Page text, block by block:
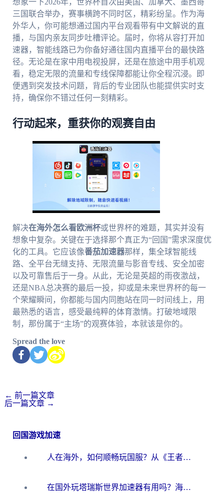
三国联合举办，赛事横跨不同时区，精彩纷呈。作为海
外华人，你可能想通过国内平台观看带有中文解说的直
播，与国内亲友同步吐槽评论。届时，你将从容打开加
速器，智能线路已为你备好通往国内直播平台的最快路
径。无论是在家中用电视投屏，还是在旅途中用手机观
看，稳定无限的流量和专线保障都能让你全程沉浸。即
便遇到突发技术问题，背后的专业团队也能提供实时支
持，确保你不错过任何一刻精彩。
行动起来，重获你的观赛自由
解决在海外怎么看欧洲杯或世界杯的难题，其实并没有
想象中复杂。关键在于选择那个真正为“回国”需求深度优
化的工具。它应该像番茄加速器那样，集全球智能线
路、全平台无缝支持、无限流量与影音专线、安全加密
以及可靠售后于一身。从此，无论是英超的雨夜激战，
还是NBA总决赛的最后一投，抑或是未来世界杯的每一
个荣耀瞬间，你都能与国内同胞站在同一时间线上，用
最熟悉的语言，感受最纯粹的体育激情。打破地域限
制，那份属于“主场”的观赛体验，本就该是你的。
Spread the love
← 前一篇文章
后一篇文章 →
回国游戏加速
人在海外，如何顺畅玩国服？从《王者荣耀》到《云图计划》的加速器终极指南
在国外玩塔瑞斯世界加速器有用吗？海外玩家亲测后的真实答案